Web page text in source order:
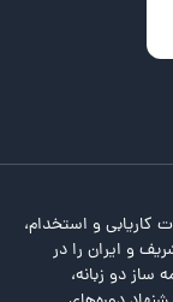
کاریابی و استخدام،
و ایران را در
ساز دو زبانه،